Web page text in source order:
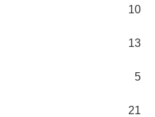
10
13
5
21